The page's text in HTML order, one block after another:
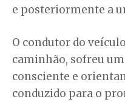
e posteriormente a
O condutor do
caminhão, sofreu
consciente e
conduzido para o